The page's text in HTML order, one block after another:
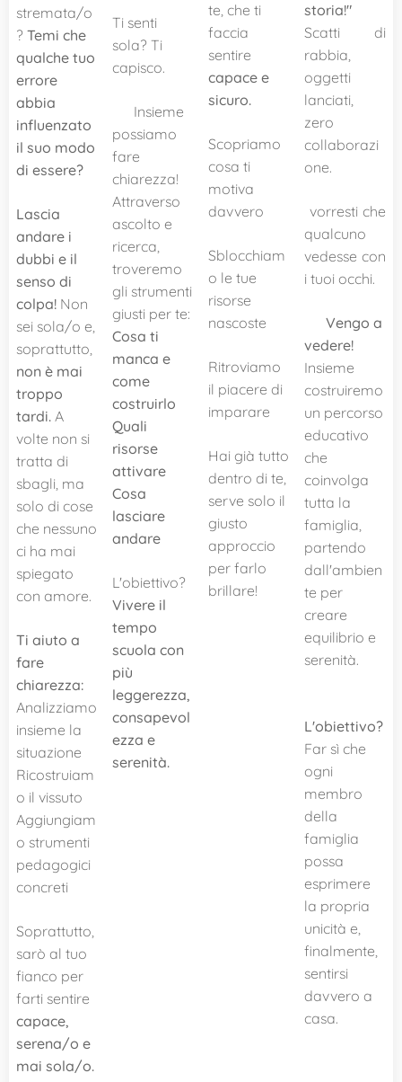
stremata/o
? Temi che
qualche tuo
errore
abbia
influenzato
il suo modo
di essere?
Lascia
andare i
dubbi e il
senso di
colpa! Non
sei sola/o e,
soprattutto,
non è mai
troppo
tardi. A
volte non si
tratta di
sbagli, ma
solo di cose
che nessuno
ci ha mai
spiegato
con amore.
Ti aiuto a
fare
chiarezza:
Analizziamo
insieme la
situazione
Ricostruiam
o il vissuto
Aggiungiam
o strumenti
pedagogici
concreti
Soprattutto,
sarò al tuo
fianco per
farti sentire
capace,
serena/o e
mai sola/o.
Ti senti
sola? Ti
capisco.
✨ Insieme
possiamo
fare
chiarezza!
Attraverso
ascolto e
ricerca,
troveremo
gli strumenti
giusti per te:
Cosa ti
manca e
come
costruirlo
Quali
risorse
attivare
Cosa
lasciare
andare
L'obiettivo?
Vivere il
tempo
scuola con
più
leggerezza,
consapevol
ezza e
serenità.
te, che ti
faccia
sentire
capace e
sicuro.
Scopriamo
cosa ti
motiva
davvero
Sblocchiam
o le tue
risorse
nascoste
Ritroviamo
il piacere di
imparare
Hai già tutto
dentro di te,
serve solo il
giusto
approccio
per farlo
brillare! ✨
storia!"
Scatti di
rabbia,
oggetti
lanciati,
zero
collaborazi
one.
vorresti che
qualcuno
vedesse con
i tuoi occhi.
Vengo a
vedere!
Insieme
costruiremo
un percorso
educativo
che
coinvolga
tutta la
famiglia,
partendo
dall'ambien
te per
creare
equilibrio e
serenità.
L'obiettivo?
Far sì che
ogni
membro
della
famiglia
possa
esprimere
la propria
unicità e,
finalmente,
sentirsi
davvero a
casa. 💛